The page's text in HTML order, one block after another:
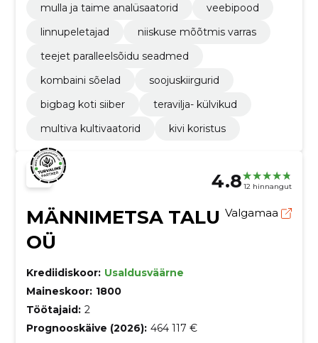
mulla ja taime analüsaatorid
veebipood
linnupeletajad
niiskuse mõõtmis varras
teejet paralleelsõidu seadmed
kombaini sõelad
soojuskiirgurid
bigbag koti siiber
teravilja- külvikud
multiva kultivaatorid
kivi koristus
4.8 12 hinnangut
MÄNNIMETSA TALU
OÜ
Valgamaa
Krediidiskoor: Usaldusväärne
Maineskoor: 1800
Töötajaid: 2
Prognooskäive (2026): 464 117 €